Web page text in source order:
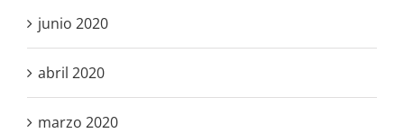
junio 2020
abril 2020
marzo 2020